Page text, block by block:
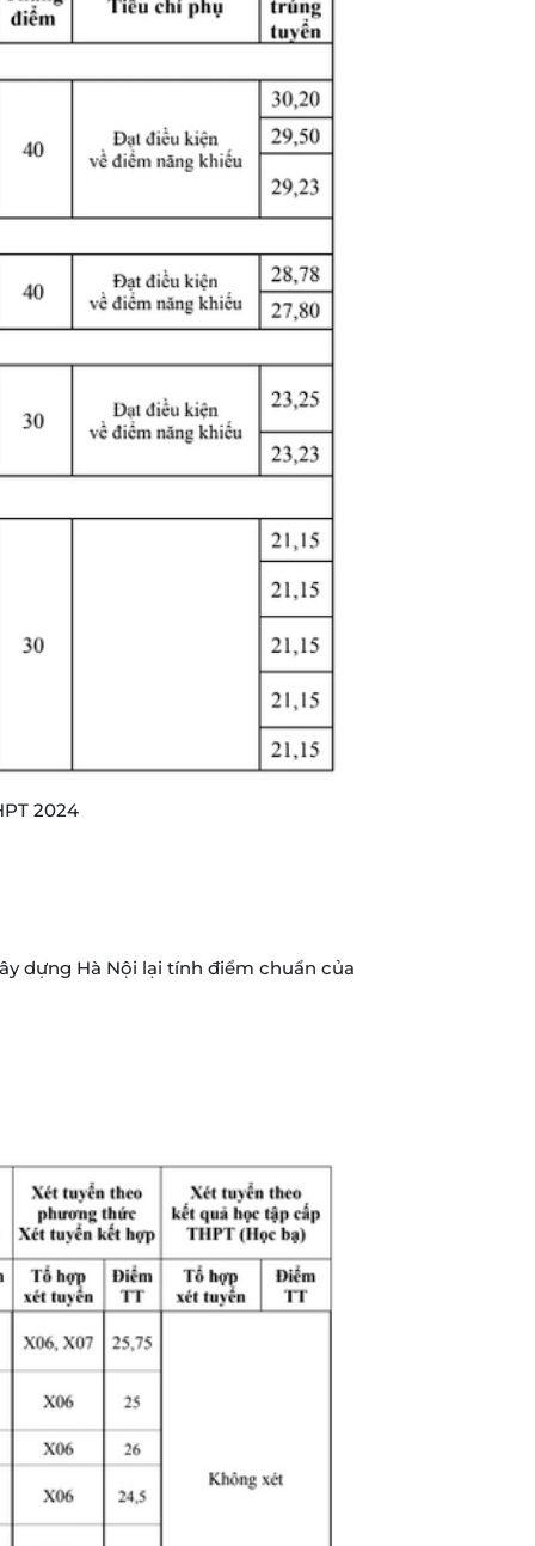
2024
dựng Hà Nội lại tính điểm chuẩn của